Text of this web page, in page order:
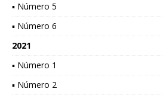
▪ Número 5
▪ Número 6
2021
▪ Número 1
▪ Número 2